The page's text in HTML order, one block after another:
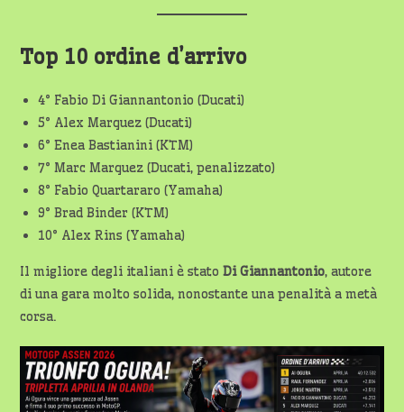
Top 10 ordine d’arrivo
4° Fabio Di Giannantonio (Ducati)
5° Alex Marquez (Ducati)
6° Enea Bastianini (KTM)
7° Marc Marquez (Ducati, penalizzato)
8° Fabio Quartararo (Yamaha)
9° Brad Binder (KTM)
10° Alex Rins (Yamaha)
Il migliore degli italiani è statoDi Giannantonio, autore
di una gara molto solida, nonostante una penalità a metà
corsa.